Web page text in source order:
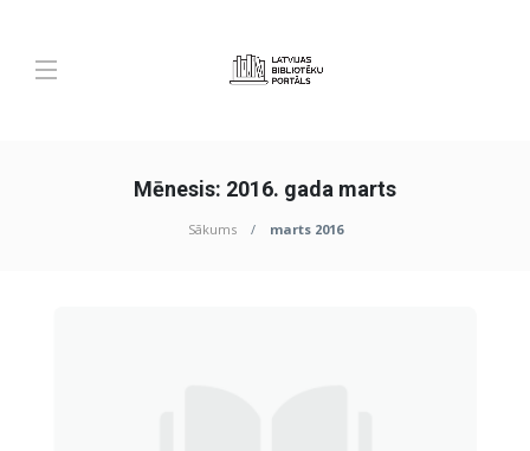
Mēnesis: 2016. gada marts
Sākums marts 2016